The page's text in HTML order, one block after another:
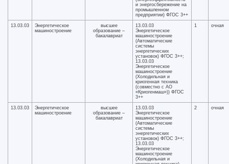
и энергосбережение на
промышленном
предприятии) ФГОС 3++
13.03.03
Энергетическое
машиностроение
высшее
образование –
бакалавриат
13.03.03
Энергетическое
машиностроение
(Автоматические
системы
энергетических
установок) ФГОС 3++;
13.03.03
Энергетическое
машиностроение
(Холодильная и
криогенная техника
(совместно с АО
«Криогенмаш»)) ФГОС
3++
1 очная
13.03.03
Энергетическое
машиностроение
высшее
образование –
бакалавриат
13.03.03
Энергетическое
машиностроение
(Автоматические
системы
энергетических
установок) ФГОС 3++;
13.03.03
Энергетическое
машиностроение
(Холодильная и
2 очная